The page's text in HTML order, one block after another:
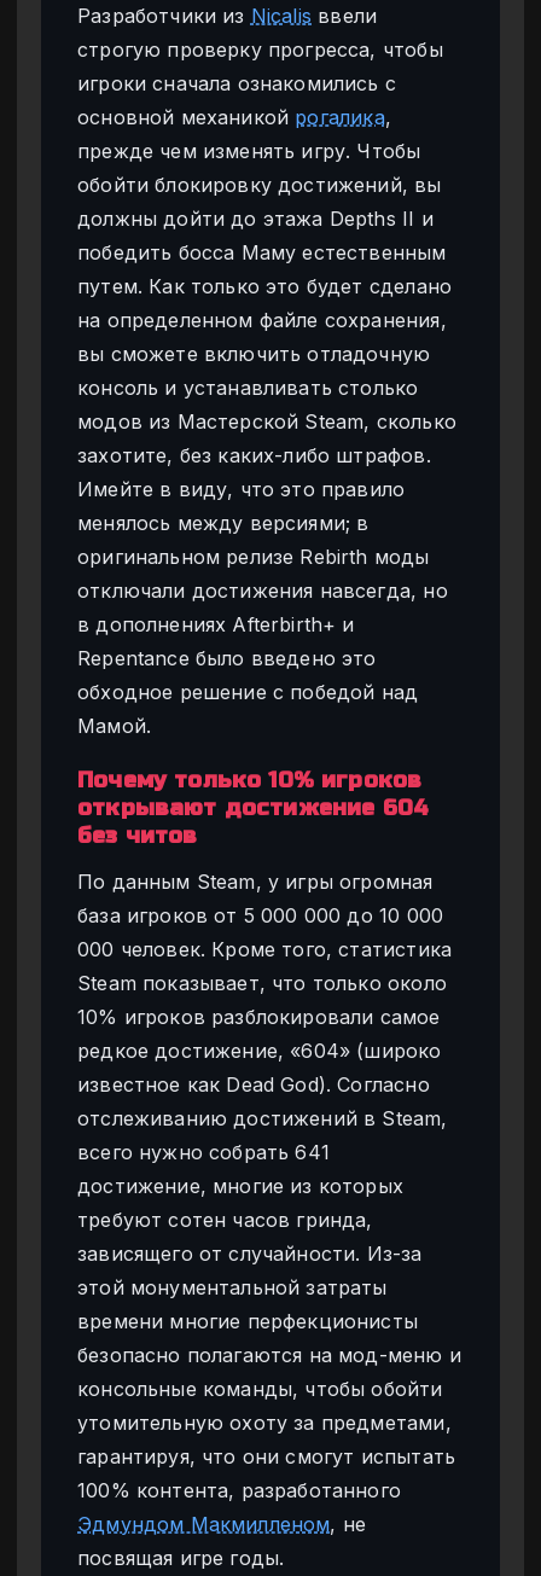
Разработчики из Nicalis ввели
строгую проверку прогресса, чтобы
игроки сначала ознакомились с
основной механикой рогалика,
прежде чем изменять игру. Чтобы
обойти блокировку достижений, вы
должны дойти до этажа Depths II и
победить босса Маму естественным
путем. Как только это будет сделано
на определенном файле сохранения,
вы сможете включить отладочную
консоль и устанавливать столько
модов из Мастерской Steam, сколько
захотите, без каких-либо штрафов.
Имейте в виду, что это правило
менялось между версиями; в
оригинальном релизе Rebirth моды
отключали достижения навсегда, но
в дополнениях Afterbirth+ и
Repentance было введено это
обходное решение с победой над
Мамой.
Почему только 10% игроков
открывают достижение 604
без читов
По данным Steam, у игры огромная
база игроков от 5 000 000 до 10 000
000 человек. Кроме того, статистика
Steam показывает, что только около
10% игроков разблокировали самое
редкое достижение, «604» (широко
известное как Dead God). Согласно
отслеживанию достижений в Steam,
всего нужно собрать 641
достижение, многие из которых
требуют сотен часов гринда,
зависящего от случайности. Из-за
этой монументальной затраты
времени многие перфекционисты
безопасно полагаются на мод-меню и
консольные команды, чтобы обойти
утомительную охоту за предметами,
гарантируя, что они смогут испытать
100% контента, разработанного
Эдмундом Макмилленом, не
посвящая игре годы.